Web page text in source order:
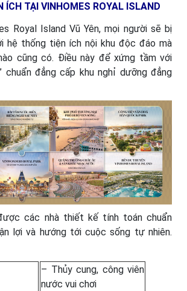
ÍCH TẠI VINHOMES ROYAL ISLAND
Royal Island Vũ Yên, mọi người sẽ bị
hệ thống tiện ích nội khu độc đáo mà
cũng có. Điều này để xứng tầm với
chuẩn đẳng cấp khu nghỉ dưỡng đẳng
các nhà thiết kế tính toán chuẩn
lợi và hướng tới cuộc sống tự nhiên.
– Thủy cung, công viên
nước vui chơi